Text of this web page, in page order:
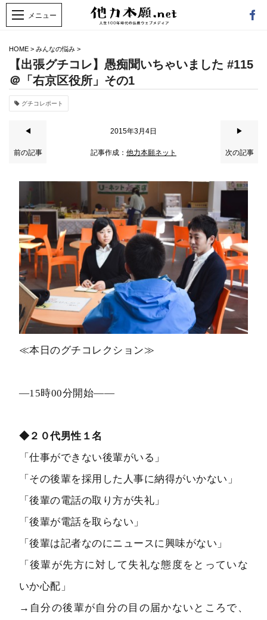
HOME > みんなの悩み >
【出張グチコレ】愚痴聞いちゃいました #115
＠「右京区役所」その1
グチコレポート
◀
前の記事
2015年3月4日
記事作成： 他力本願ネット
▶
次の記事
≪本日のグチコレクション≫
―15時00分開始――
◆２０代男性１名
「仕事ができない後輩がいる」
「その後輩を採用した人事に納得がいかない」
「後輩の電話の取り方が失礼」
「後輩が電話を取らない」
「後輩は記者なのにニュースに興味がない」
「後輩が先方に対して失礼な態度をとっていな
いか心配」
→自分の後輩が自分の目の届かないところで、